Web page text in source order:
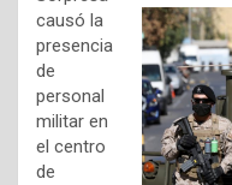
causó la
presencia
de
personal
militar en
el centro
de